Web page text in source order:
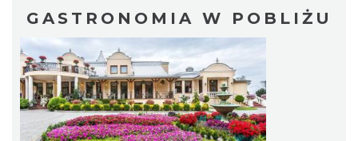
GASTRONOMIA W POBLIŻU